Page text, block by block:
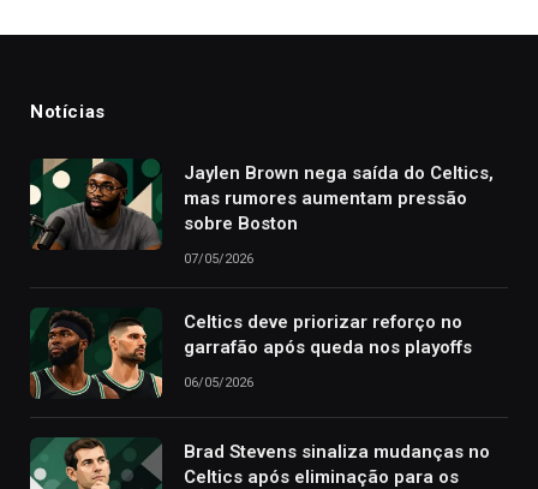
Notícias
Jaylen Brown nega saída do Celtics,
mas rumores aumentam pressão
sobre Boston
07/05/2026
Celtics deve priorizar reforço no
garrafão após queda nos playoffs
06/05/2026
Brad Stevens sinaliza mudanças no
Celtics após eliminação para os